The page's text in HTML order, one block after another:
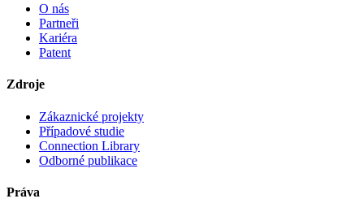
O nás
Partneři
Kariéra
Patent
Zdroje
Zákaznické projekty
Případové studie
Connection Library
Odborné publikace
Práva